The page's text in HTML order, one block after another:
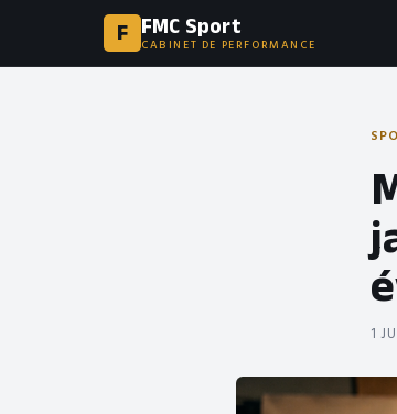
F FMC Sport
CABINET DE PERFORMANCE
1